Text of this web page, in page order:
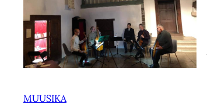
MUUSIKA